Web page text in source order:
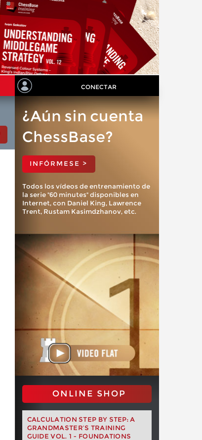
CONECTAR
¿Aún sin cuenta
ChessBase?
INFÓRMESE >
Todos los vídeos de entrenamiento de
la serie "60 minutes" disponibles en
Internet, con Daniel King, Lawrence
Trent, Rustam Kasimdzhanov, etc.
ONLINE SHOP
CALCULATION STEP BY STEP: A
GRANDMASTER’S TRAINING
GUIDE VOL. 1 - FOUNDATIONS